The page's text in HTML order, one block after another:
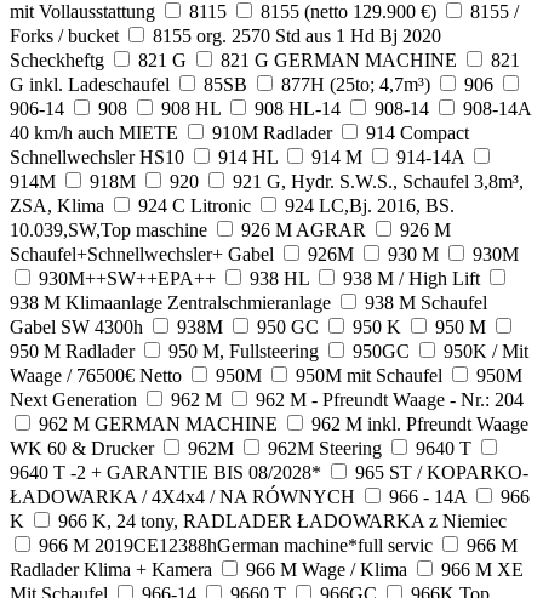
mit Vollausstattung
8115 8155 (netto 129.900 €)
8155 /
Forks / bucket
8155 org. 2570 Std aus 1 Hd Bj 2020
Scheckheftg
821 G 821 G GERMAN MACHINE
821
G inkl. Ladeschaufel
85SB 877H (25to; 4,7m³)
906
906-14
908 908 HL 908 HL-14 908-14
908-14A
40 km/h auch MIETE
910M Radlader
914 Compact
Schnellwechsler HS10
914 HL 914 M
914-14A
914M
918M 920
921 G, Hydr. S.W.S., Schaufel 3,8m³,
ZSA, Klima
924 C Litronic
924 LC,Bj. 2016, BS.
10.039,SW,Top maschine
926 M AGRAR
926 M
Schaufel+Schnellwechsler+ Gabel
926M 930 M
930M
930M++SW++EPA++
938 HL
938 M / High Lift
938 M Klimaanlage Zentralschmieranlage
938 M Schaufel
Gabel SW 4300h
938M 950 GC 950 K
950 M
950 M Radlader
950 M, Fullsteering 950GC
950K / Mit
Waage / 76500€ Netto
950M 950M mit Schaufel
950M
Next Generation
962 M
962 M - Pfreundt Waage - Nr.: 204
962 M GERMAN MACHINE
962 M inkl. Pfreundt Waage
WK 60 & Drucker
962M 962M Steering
9640 T
9640 T -2 + GARANTIE BIS 08/2028*
965 ST / KOPARKO-
ŁADOWARKA / 4X4x4 / NA RÓWNYCH
966 - 14A
966
K
966 K, 24 tony, RADLADER ŁADOWARKA z Niemiec
966 M 2019CE12388hGerman machine*full servic
966 M
Radlader Klima + Kamera
966 M Wage / Klima
966 M XE
Mit Schaufel
966-14 9660 T 966GC 966K Top